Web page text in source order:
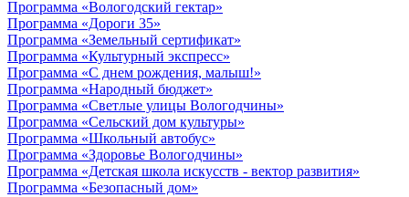
Программа «Вологодский гектар»
Программа «Дороги 35»
Программа «Земельный сертификат»
Программа «Культурный экспресс»
Программа «С днем рождения, малыш!»
Программа «Народный бюджет»
Программа «Светлые улицы Вологодчины»
Программа «Сельский дом культуры»
Программа «Школьный автобус»
Программа «Здоровье Вологодчины»
Программа «Детская школа искусств - вектор развития»
Программа «Безопасный дом»